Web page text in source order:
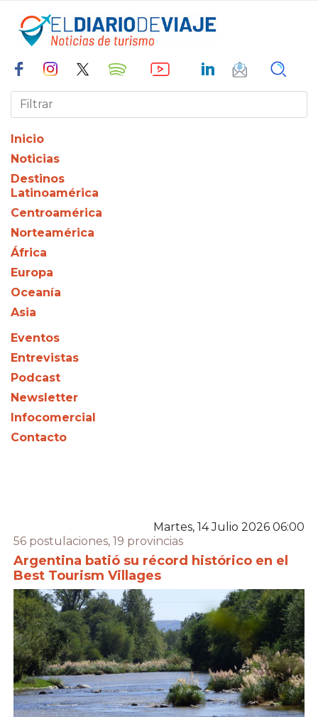
Inicio
Noticias
Destinos
Latinoamérica
Centroamérica
Norteamérica
África
Europa
Oceanía
Asia
Eventos
Entrevistas
Podcast
Newsletter
Infocomercial
Contacto
Martes, 14 Julio 2026 06:00
56 postulaciones, 19 provincias
Argentina batió su récord histórico en el
Best Tourism Villages